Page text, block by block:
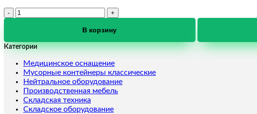
Количество
Стеллаж
2,0
В корзину
Категории
Медицинское оснащение
Мусорные контейнеры классические
Нейтральное оборудование
Производственная мебель
Складская техника
Складское оборудование